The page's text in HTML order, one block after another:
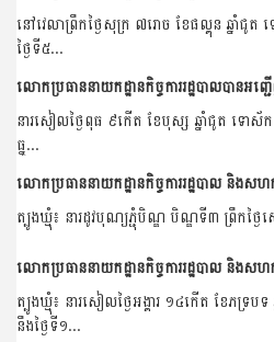
នៅវេលាព្រឹកថ្ងៃសុក្រ ៧រោច ខែផល្គុន ឆ្នាំជូ
ថ្ងៃទី៥...
នារសៀលថ្ងៃពុធ ៩កើត ខែបុស្ស ឆ្នាំជូត ទោ
ធ្នូ...
ត្បូងឃ្មុំ៖ នារដូវបុណ្យភ្ជុំបិណ្ឌ បិណ្ឌទី៣ ព្រឹកថ្ង
ត្បូងឃ្មុំ៖ នារសៀលថ្ងៃអង្គារ ១៤កើត ខែភទ្
នឹងថ្ងៃទី១...